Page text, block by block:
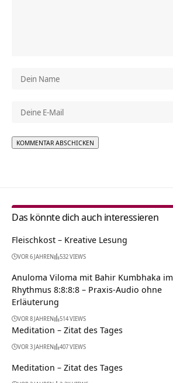
Das könnte dich auch interessieren
Fleischkost – Kreative Lesung
VOR 6 JAHREN 532 VIEWS
Anuloma Viloma mit Bahir Kumbhaka im
Rhythmus 8:8:8:8 – Praxis-Audio ohne
Erläuterung
VOR 8 JAHREN 514 VIEWS
Meditation – Zitat des Tages
VOR 3 JAHREN 407 VIEWS
Meditation – Zitat des Tages